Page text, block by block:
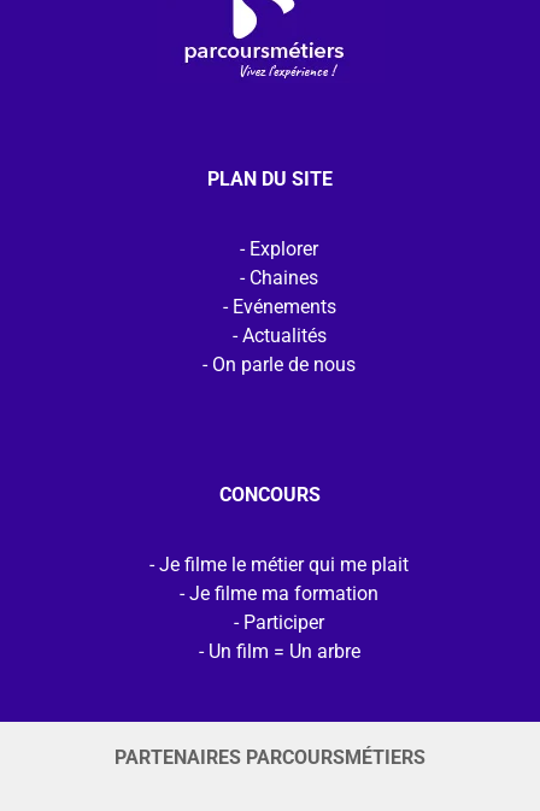
PLAN DU SITE
Explorer
Chaines
Evénements
Actualités
On parle de nous
CONCOURS
Je filme le métier qui me plait
Je filme ma formation
Participer
Un film = Un arbre
PARTENAIRES PARCOURSMÉTIERS